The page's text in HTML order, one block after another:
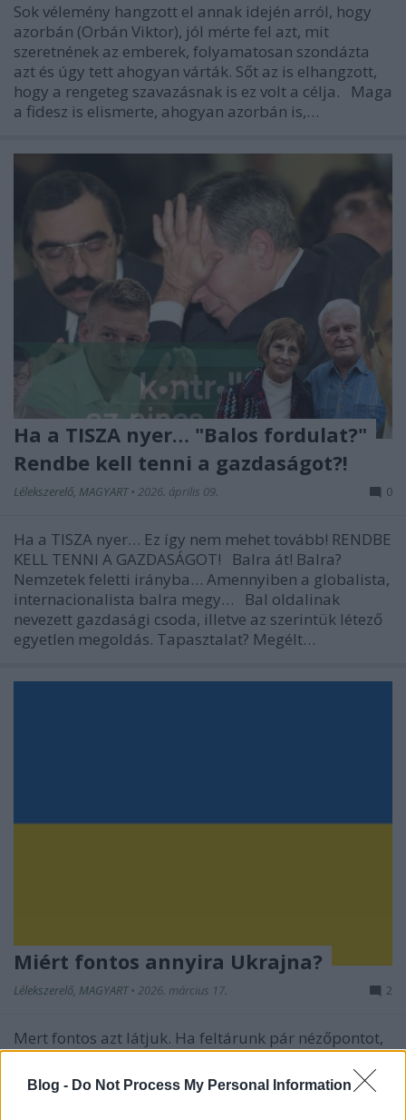
Blog - Do Not Process My Personal Information
Sok vélemény hangzott el annak idején arról, hogy
azorbán (Orbán Viktor), jól mérte fel azt, mit
szeretnének az emberek, folyamatosan szondázta
azt és úgy tett ahogyan várták. Sőt az is elhangzott,
hogy a rengeteg szavazásnak is ez volt a célja. Maga
a fidesz is elismerte, ahogyan azorbán is,…
Ha a TISZA nyer… "Balos fordulat?"
Rendbe kell tenni a gazdaságot?!
Lélekszerelő, MAGYART • 2026. április 09. 0
Ha a TISZA nyer… Ez így nem mehet tovább! RENDBE
KELL TENNI A GAZDASÁGOT! Balra át! Balra?
Nemzetek feletti irányba… Amennyiben a globalista,
internacionalista balra megy… Bal oldalinak
nevezett gazdasági csoda, illetve az szerintük létező
egyetlen megoldás. Tapasztalat? Megélt…
Miért fontos annyira Ukrajna?
Lélekszerelő, MAGYART • 2026. március 17. 2
Mert fontos azt látjuk. Ha feltárunk pár nézőpontot,
akkor talán jobban megértjük, miért is
kardoskodnak annyira egyesek azért, hogy Ukrajna
nyerje meg a háborút, illetve EU-s taggá, illetve